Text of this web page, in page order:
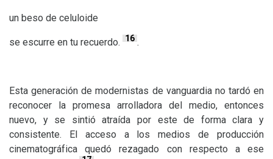
un beso de celuloide
se escurre en tu recuerdo. 16 .
Esta generación de modernistas de vanguardia no tardó en
reconocer la promesa arrolladora del medio, entonces
nuevo, y se sintió atraída por este de forma clara y
consistente. El acceso a los medios de producción
cinematográfica quedó rezagado con respecto a ese